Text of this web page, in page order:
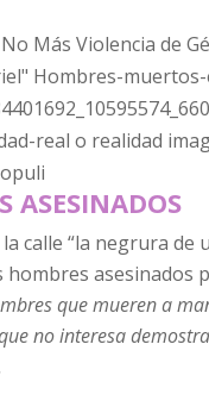
ASESINADOS
calle “la negrura de
hombres asesinados
que mueren a
no interesa